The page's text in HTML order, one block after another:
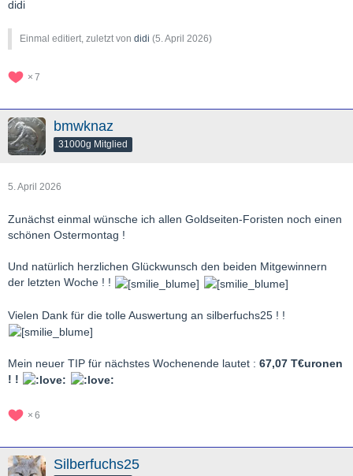
didi
Einmal editiert, zuletzt von didi (5. April 2026)
7
bmwknaz
31000g Mitglied
5. April 2026
Zunächst einmal wünsche ich allen Goldseiten-Foristen noch einen
schönen Ostermontag !
Und natürlich herzlichen Glückwunsch den beiden Mitgewinnern
der letzten Woche ! !
Vielen Dank für die tolle Auswertung an silberfuchs25 ! !
Mein neuer TIP für nächstes Wochenende lautet : 67,07 T€uronen
! !
6
Silberfuchs25